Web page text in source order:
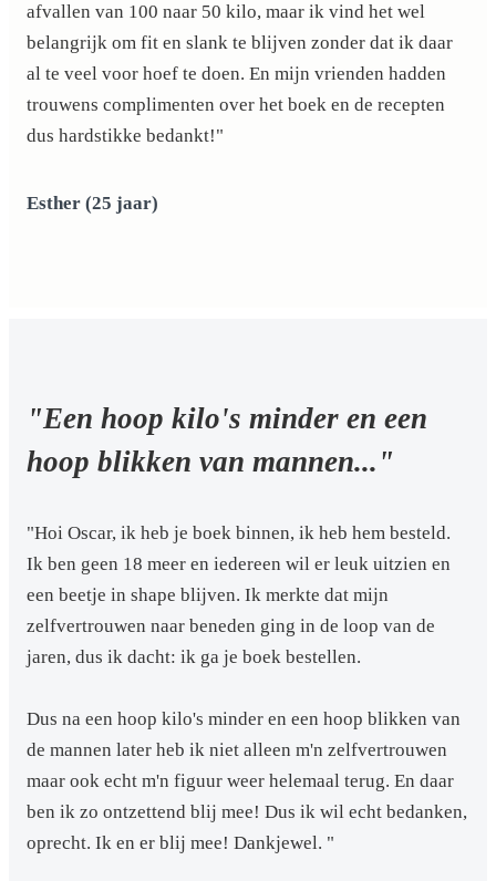
afvallen van 100 naar 50 kilo, maar ik vind het wel
belangrijk om fit en slank te blijven zonder dat ik daar
al te veel voor hoef te doen. En mijn vrienden hadden
trouwens complimenten over het boek en de recepten
dus hardstikke bedankt!"
Esther (25 jaar)
"Een hoop kilo's minder en een
hoop blikken van mannen..."
"Hoi Oscar, ik heb je boek binnen, ik heb hem besteld.
Ik ben geen 18 meer en iedereen wil er leuk uitzien en
een beetje in shape blijven. Ik merkte dat mijn
zelfvertrouwen naar beneden ging in de loop van de
jaren, dus ik dacht: ik ga je boek bestellen.
Dus na een hoop kilo's minder en een hoop blikken van
de mannen later heb ik niet alleen m'n zelfvertrouwen
maar ook echt m'n figuur weer helemaal terug. En daar
ben ik zo ontzettend blij mee! Dus ik wil echt bedanken,
oprecht. Ik en er blij mee! Dankjewel. "